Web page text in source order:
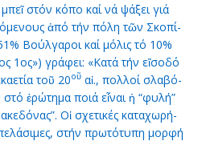
στόν κό­πο καί νά ψά­ξει γιά
ἀ­πό τήν πό­λη τῶν Σκο­πί­
Βούλ­γα­ροι καί μό­λις τό 10%
1ος») γρά­φει: «Κα­τά τήν εἴ­σο­δό
τοῦ 20οῦ αἰ., πολ­λοί σλα­βό­
ἐ­ρώ­τη­μα ποι­ά εἶ­ναι ἡ “φυ­λή”
Οἱ σχε­τι­κές κα­τα­χω­ρή­
στήν πρω­τό­τυ­πη μορ­φή